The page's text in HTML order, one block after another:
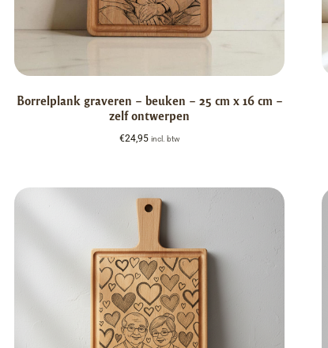
Borrelplank graveren – beuken – 25 cm x 16 cm –
zelf ontwerpen
€24,95 incl. btw